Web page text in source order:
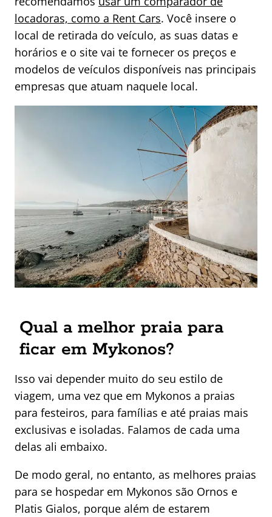
locadoras, como a Rent Cars. Você insere o
local de retirada do veículo, as suas datas e
horários e o site vai te fornecer os preços e
modelos de veículos disponíveis nas principais
empresas que atuam naquele local.
Qual a melhor praia para
ficar em Mykonos?
Isso vai depender muito do seu estilo de
viagem, uma vez que em Mykonos a praias
para festeiros, para famílias e até praias mais
exclusivas e isoladas. Falamos de cada uma
delas ali embaixo.
De modo geral, no entanto, as melhores praias
para se hospedar em Mykonos são Ornos e
Platis Gialos, porque além de estarem